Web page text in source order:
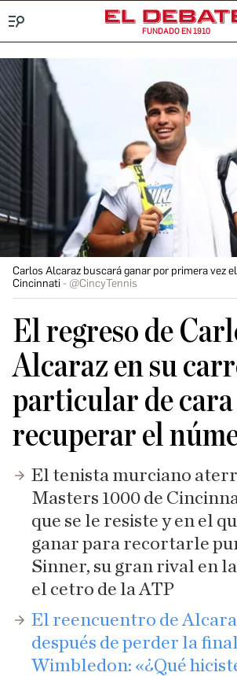
FUNDADO EN 1910
Carlos Alcaraz buscará ganar por primera vez
Cincinnati
@CincyTennis
El regreso de
Alcaraz en su
particular de cara
recuperar el
El tenista murciano
Masters 1000 de
que se le resiste y en el
ganar para recortarle
Sinner, su gran rival en
el cetro de la ATP
El reencuentro de
después de perder la
Wimbledon: «¿Qué